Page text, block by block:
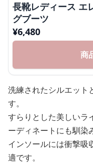
長靴レディース エ
グブーツ
¥6,480
商
洗練されたシルエット
す。
すらりとした美しいラ
ーディネートにも馴染
インソールには衝撃吸
適です。